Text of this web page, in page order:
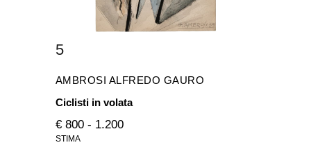
5
AMBROSI ALFREDO GAURO
Ciclisti in volata
€ 800 - 1.200
STIMA